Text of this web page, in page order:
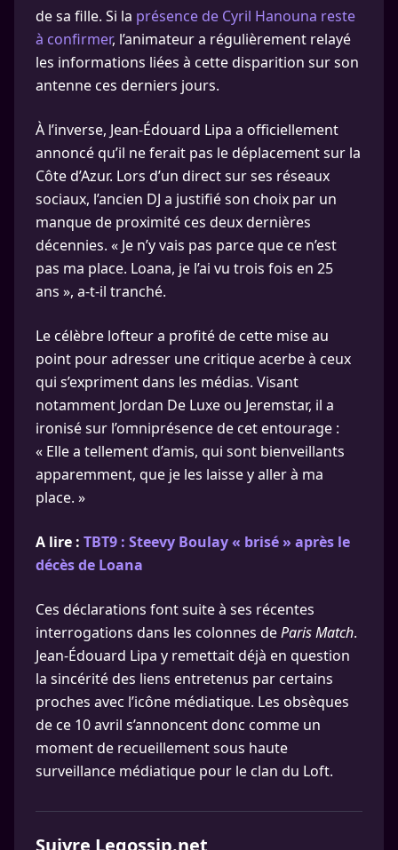
de sa fille. Si la présence de Cyril Hanouna reste
à confirmer, l’animateur a régulièrement relayé
les informations liées à cette disparition sur son
antenne ces derniers jours.
À l’inverse, Jean-Édouard Lipa a officiellement
annoncé qu’il ne ferait pas le déplacement sur la
Côte d’Azur. Lors d’un direct sur ses réseaux
sociaux, l’ancien DJ a justifié son choix par un
manque de proximité ces deux dernières
décennies. « Je n’y vais pas parce que ce n’est
pas ma place. Loana, je l’ai vu trois fois en 25
ans », a-t-il tranché.
Le célèbre lofteur a profité de cette mise au
point pour adresser une critique acerbe à ceux
qui s’expriment dans les médias. Visant
notamment Jordan De Luxe ou Jeremstar, il a
ironisé sur l’omniprésence de cet entourage :
« Elle a tellement d’amis, qui sont bienveillants
apparemment, que je les laisse y aller à ma
place. »
A lire : TBT9 : Steevy Boulay « brisé » après le
décès de Loana
Ces déclarations font suite à ses récentes
interrogations dans les colonnes deParis Match.
Jean-Édouard Lipa y remettait déjà en question
la sincérité des liens entretenus par certains
proches avec l’icône médiatique. Les obsèques
de ce 10 avril s’annoncent donc comme un
moment de recueillement sous haute
surveillance médiatique pour le clan du Loft.
Suivre Legossip.net